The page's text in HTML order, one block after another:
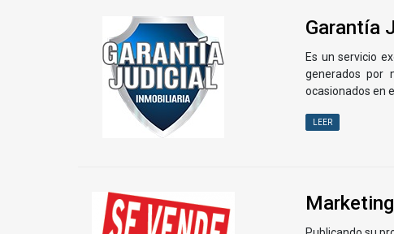
Garantía
Es un servicio
generados por
ocasionados en
LEER